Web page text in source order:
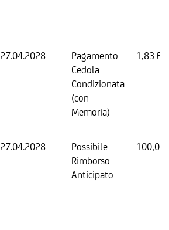
27.04.2028
Pagamento
Cedola
Condizionata
(con
Memoria)
1,83
27.04.2028
Possibile
Rimborso
Anticipato
100,00